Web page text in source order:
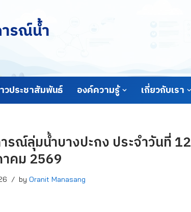
ารณ์น้ำ
วประชาสัมพันธ์ องค์ความรู้ เกี่ยวกับเรา
ณ์ลุ่มน้ำบางปะกง ประจำวันที่ 12
คม 2569
by Oranit Manasang